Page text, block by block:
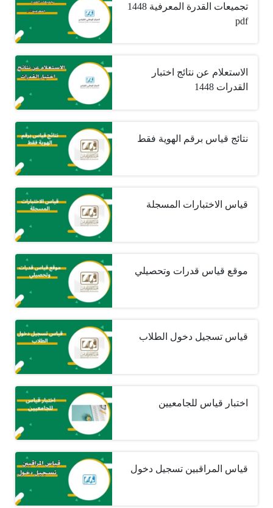
تجميعات القدرة المعرفية 1448
pdf
الاستعلام عن نتائج اختبار
القدرات 1448
نتائج قياس برقم الهوية فقط
قياس الاختبارات المسجلة
موقع قياس قدرات وتحصيلي
قياس تسجيل دخول الطلاب
اختبار قياس للجامعيين
قياس المراقبين تسجيل دخول